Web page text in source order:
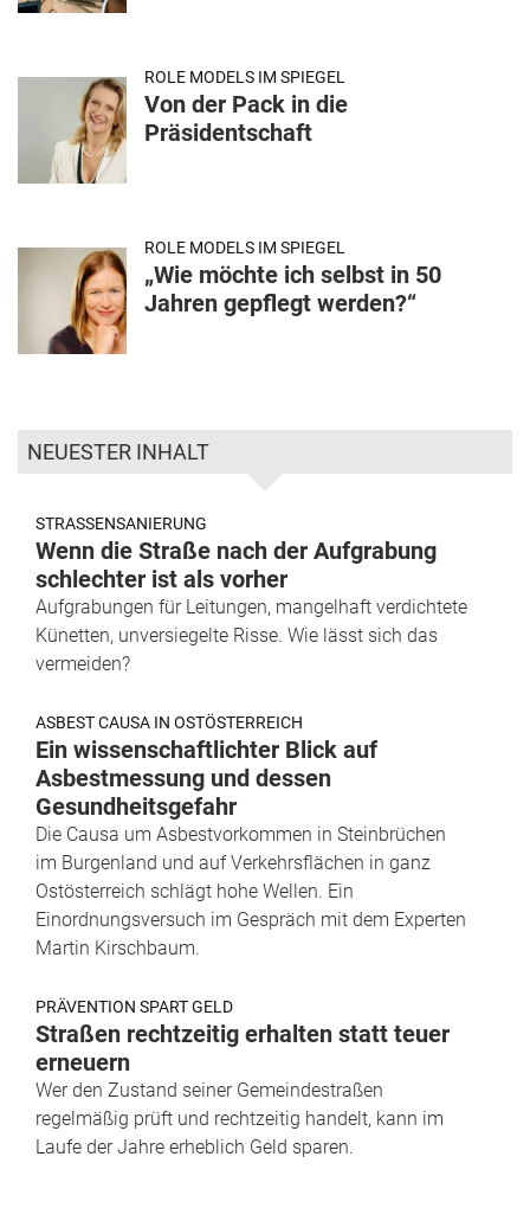
ROLE MODELS IM SPIEGEL
Von der Pack in die
Präsidentschaft
ROLE MODELS IM SPIEGEL
„Wie möchte ich selbst in 50
Jahren gepflegt werden?“
NEUESTER INHALT
STRASSENSANIERUNG
Wenn die Straße nach der Aufgrabung
schlechter ist als vorher
Aufgrabungen für Leitungen, mangelhaft verdichtete
Künetten, unversiegelte Risse. Wie lässt sich das
vermeiden?
ASBEST CAUSA IN OSTÖSTERREICH
Ein wissenschaftlichter Blick auf
Asbestmessung und dessen
Gesundheitsgefahr
Die Causa um Asbestvorkommen in Steinbrüchen
im Burgenland und auf Verkehrsflächen in ganz
Ostösterreich schlägt hohe Wellen. Ein
Einordnungsversuch im Gespräch mit dem Experten
Martin Kirschbaum.
PRÄVENTION SPART GELD
Straßen rechtzeitig erhalten statt teuer
erneuern
Wer den Zustand seiner Gemeindestraßen
regelmäßig prüft und rechtzeitig handelt, kann im
Laufe der Jahre erheblich Geld sparen.